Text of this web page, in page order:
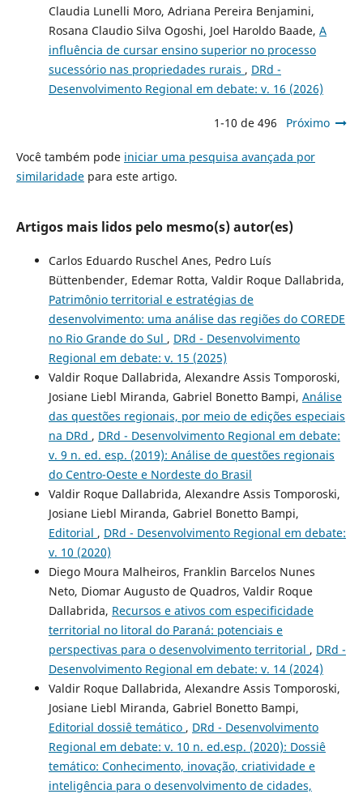
Claudia Lunelli Moro, Adriana Pereira Benjamini,
Rosana Claudio Silva Ogoshi, Joel Haroldo Baade, A
influência de cursar ensino superior no processo
sucessório nas propriedades rurais , DRd -
Desenvolvimento Regional em debate: v. 16 (2026)
1-10 de 496 Próximo
Você também pode iniciar uma pesquisa avançada por
similaridadepara este artigo.
Artigos mais lidos pelo mesmo(s) autor(es)
Carlos Eduardo Ruschel Anes, Pedro Luís
Büttenbender, Edemar Rotta, Valdir Roque Dallabrida,
Patrimônio territorial e estratégias de
desenvolvimento: uma análise das regiões do COREDE
no Rio Grande do Sul , DRd - Desenvolvimento
Regional em debate: v. 15 (2025)
Valdir Roque Dallabrida, Alexandre Assis Tomporoski,
Josiane Liebl Miranda, Gabriel Bonetto Bampi, Análise
das questões regionais, por meio de edições especiais
na DRd , DRd - Desenvolvimento Regional em debate:
v. 9 n. ed. esp. (2019): Análise de questões regionais
do Centro-Oeste e Nordeste do Brasil
Valdir Roque Dallabrida, Alexandre Assis Tomporoski,
Josiane Liebl Miranda, Gabriel Bonetto Bampi,
Editorial , DRd - Desenvolvimento Regional em debate:
v. 10 (2020)
Diego Moura Malheiros, Franklin Barcelos Nunes
Neto, Diomar Augusto de Quadros, Valdir Roque
Dallabrida, Recursos e ativos com especificidade
territorial no litoral do Paraná: potenciais e
perspectivas para o desenvolvimento territorial , DRd -
Desenvolvimento Regional em debate: v. 14 (2024)
Valdir Roque Dallabrida, Alexandre Assis Tomporoski,
Josiane Liebl Miranda, Gabriel Bonetto Bampi,
Editorial dossiê temático , DRd - Desenvolvimento
Regional em debate: v. 10 n. ed.esp. (2020): Dossiê
temático: Conhecimento, inovação, criatividade e
inteligência para o desenvolvimento de cidades,